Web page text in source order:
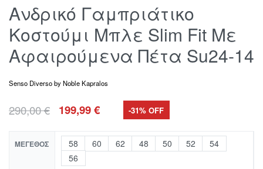
Ανδρικό Γαμπριάτικο
Κοστούμι Μπλε Slim Fit Με
Αφαιρούμενα Πέτα Su24-14
Senso Diverso by Noble Kapralos
290,00€ 199,99€ -31% OFF
ΜΈΓΕΘΟΣ 58 60 62 48 50 52
54
56